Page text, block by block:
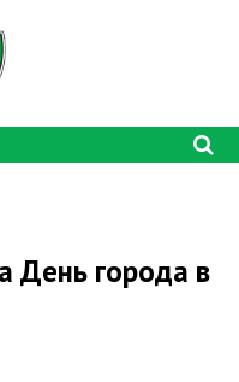
День города в